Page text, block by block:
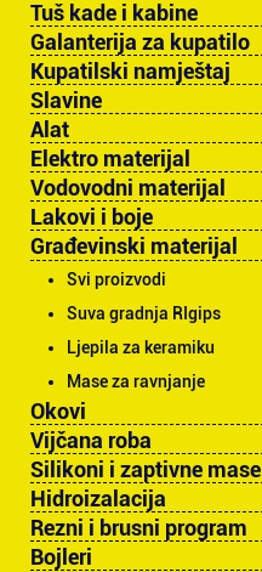
Tuš kade i kabine
Galanterija za kupatilo
Kupatilski namještaj
Slavine
Alat
Elektro materijal
Vodovodni materijal
Lakovi i boje
Građevinski materijal
Svi proizvodi
Suva gradnja RIgips
Ljepila za keramiku
Mase za ravnjanje
Okovi
Vijčana roba
Silikoni i zaptivne mase
Hidroizalacija
Rezni i brusni program
Bojleri